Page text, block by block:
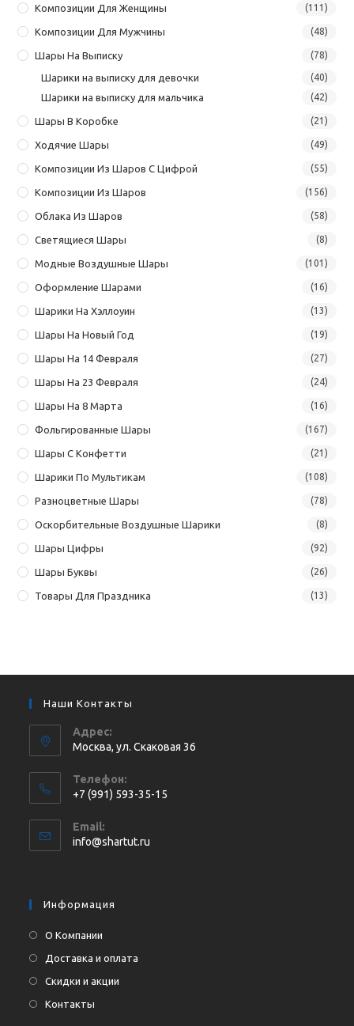
Композиции Для Женщины (111)
Композиции Для Мужчины (48)
Шары На Выписку (78)
Шарики на выписку для девочки (40)
Шарики на выписку для мальчика (42)
Шары В Коробке (21)
Ходячие Шары (49)
Композиции Из Шаров С Цифрой (55)
Композиции Из Шаров (156)
Облака Из Шаров (58)
Светящиеся Шары (8)
Модные Воздушные Шары (101)
Оформление Шарами (16)
Шарики На Хэллоуин (13)
Шары На Новый Год (19)
Шары На 14 Февраля (27)
Шары На 23 Февраля (24)
Шары На 8 Марта (16)
Фольгированные Шары (167)
Шары С Конфетти (21)
Шарики По Мультикам (108)
Разноцветные Шары (78)
Оскорбительные Воздушные Шарики (8)
Шары Цифры (92)
Шары Буквы (26)
Товары Для Праздника (13)
Наши Контакты
Адрес:
Москва, ул. Cкаковая 36
Телефон:
+7 (991) 593-35-15
в
вашем
Email:
info@shartut.ru
Информация
О Компании
Доставка и оплата
Скидки и акции
Контакты